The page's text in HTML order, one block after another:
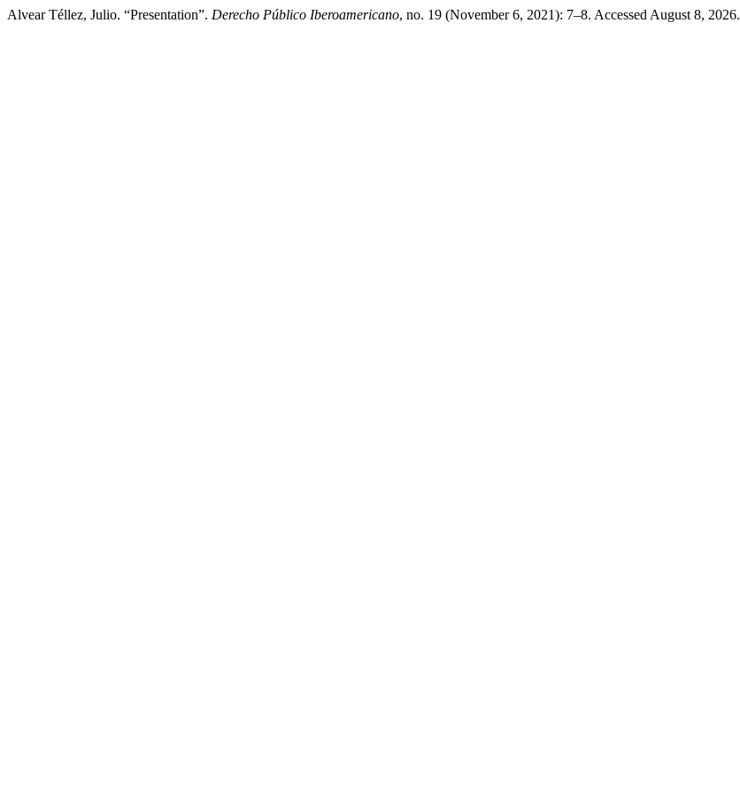
Alvear Téllez, Julio. “Presentation”. Derecho Público Iberoamericano, no. 19 (November 6, 2021): 7–8. Accessed August 8, 2026.